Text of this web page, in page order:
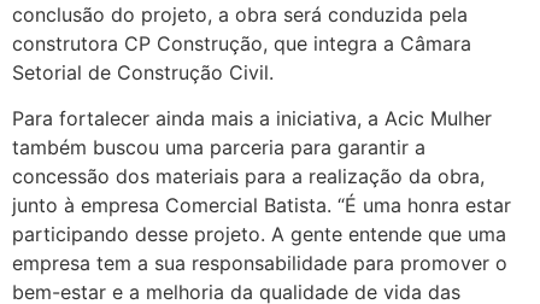
conclusão do projeto, a obra será conduzida pela
construtora CP Construção, que integra a Câmara
Setorial de Construção Civil.
Para fortalecer ainda mais a iniciativa, a Acic Mulher
também buscou uma parceria para garantir a
concessão dos materiais para a realização da obra,
junto à empresa Comercial Batista. “É uma honra estar
participando desse projeto. A gente entende que uma
empresa tem a sua responsabilidade para promover o
bem-estar e a melhoria da qualidade de vida das